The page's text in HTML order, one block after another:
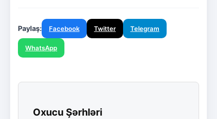
Paylaş: Facebook Twitter Telegram
WhatsApp
Oxucu Şərhləri